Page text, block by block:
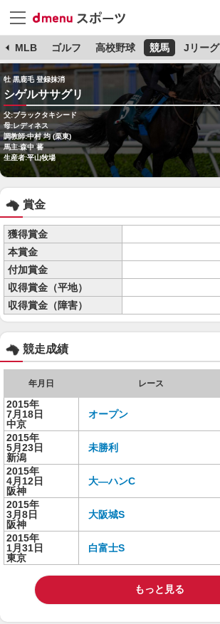
MLB ゴルフ 高校野球 競馬 Jリーグ
牡 黒鹿毛 登録抹消
シゲルササグリ
父:ブラックタキシード
母:レディネス
調教師:中村 均 (栗東)
馬主:森中 蕃
生産者:平山牧場
賞金
獲得賞金
本賞金
付加賞金
収得賞金（平地）
収得賞金（障害）
競走成績
年月日 レース
2015年
7月18日
中京
オープン
2015年
5月23日
新潟
未勝利
2015年
4月12日
阪神
大―ハンC
2015年
3月8日
阪神
大阪城S
2015年
1月31日
東京
白富士S
もっと見る